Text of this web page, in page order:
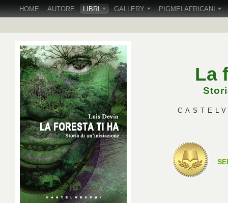
La
HOME AUTORE LIBRI GALLERY PIGMEI AFRICANI